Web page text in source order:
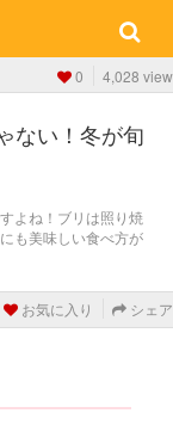
0 4,028 view
ない！冬が旬
よね！ブリは照り焼
も美味しい食べ方が
お気に入り シェア